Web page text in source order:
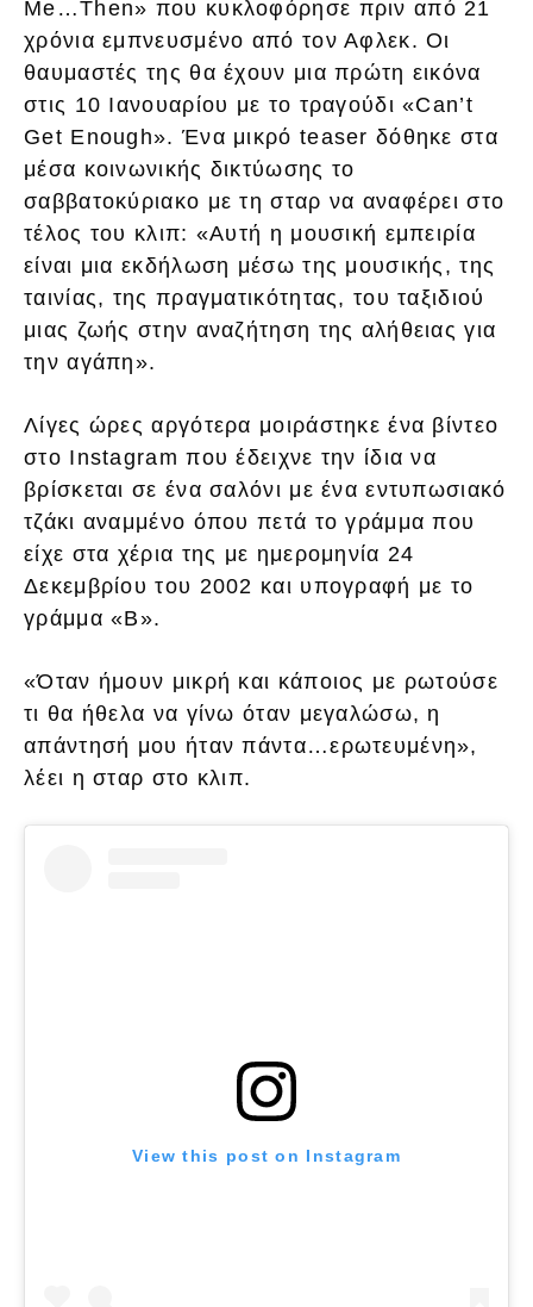
Me…Then» που κυκλοφόρησε πριν από 21
χρόνια εμπνευσμένο από τον Αφλεκ. Oι
θαυμαστές της θα έχουν μια πρώτη εικόνα
στις 10 Ιανουαρίου με το τραγούδι «Can’t
Get Enough». Ένα μικρό teaser δόθηκε στα
μέσα κοινωνικής δικτύωσης το
σαββατοκύριακο με τη σταρ να αναφέρει στο
τέλος του κλιπ: «Αυτή η μουσική εμπειρία
είναι μια εκδήλωση μέσω της μουσικής, της
ταινίας, της πραγματικότητας, του ταξιδιού
μιας ζωής στην αναζήτηση της αλήθειας για
την αγάπη».
Λίγες ώρες αργότερα μοιράστηκε ένα βίντεο
στο Instagram που έδειχνε την ίδια να
βρίσκεται σε ένα σαλόνι με ένα εντυπωσιακό
τζάκι αναμμένο όπου πετά το γράμμα που
είχε στα χέρια της με ημερομηνία 24
Δεκεμβρίου του 2002 και υπογραφή με το
γράμμα «B».
«Όταν ήμουν μικρή και κάποιος με ρωτούσε
τι θα ήθελα να γίνω όταν μεγαλώσω, η
απάντησή μου ήταν πάντα…ερωτευμένη»,
λέει η σταρ στο κλιπ.
View this post on Instagram